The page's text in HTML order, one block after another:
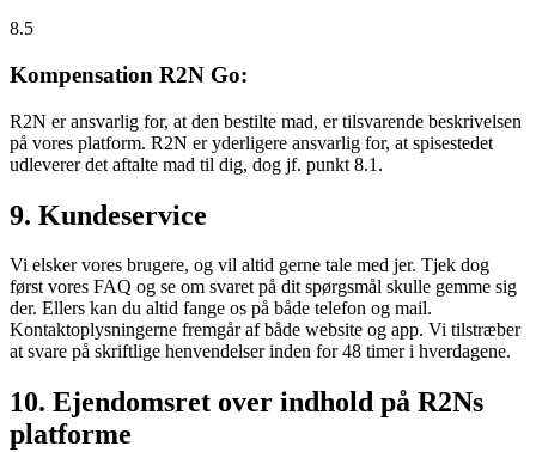
8.5
Kompensation R2N Go:
R2N er ansvarlig for, at den bestilte mad, er tilsvarende beskrivelsen
på vores platform. R2N er yderligere ansvarlig for, at spisestedet
udleverer det aftalte mad til dig, dog jf. punkt 8.1.
9. Kundeservice
Vi elsker vores brugere, og vil altid gerne tale med jer. Tjek dog
først vores FAQ og se om svaret på dit spørgsmål skulle gemme sig
der. Ellers kan du altid fange os på både telefon og mail.
Kontaktoplysningerne fremgår af både website og app. Vi tilstræber
at svare på skriftlige henvendelser inden for 48 timer i hverdagene.
10. Ejendomsret over indhold på R2Ns
platforme